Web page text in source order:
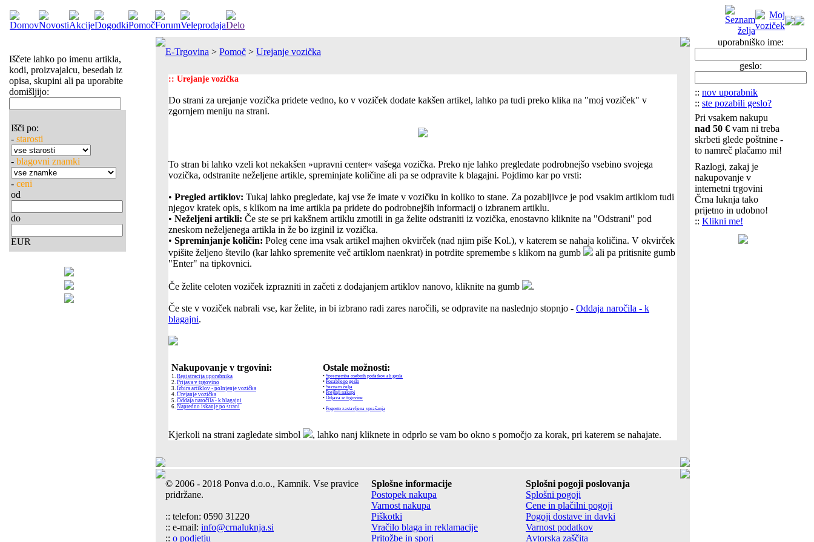
Iščete lahko po imenu artikla,
kodi, proizvajalcu, besedah iz
opisa, skupini ali pa uporabite
domišljijo:
Išči po:
- starosti
- blagovni znamki
- ceni
od
do
EUR
E-Trgovina > Pomoč > Urejanje vozička
:: Urejanje vozička
Do strani za urejanje vozička pridete vedno, ko v voziček dodate kakšen artikel, lahko pa tudi preko klika na "moj voziček" v
zgornjem meniju na strani.
To stran bi lahko vzeli kot nekakšen »upravni center« vašega vozička. Preko nje lahko pregledate podrobnejšo vsebino svojega
vozička, odstranite neželjene artikle, spreminjate količine ali pa se odpravite k blagajni. Pojdimo kar po vrsti:
• Pregled artiklov: Tukaj lahko pregledate, kaj vse že imate v vozičku in koliko to stane. Za pozabljivce je pod vsakim artiklom tudi
njegov kratek opis, s klikom na ime artikla pa pridete do podrobnejših informacij o izbranem artiklu.
• Neželjeni artikli: Če ste se pri kakšnem artiklu zmotili in ga želite odstraniti iz vozička, enostavno kliknite na "Odstrani" pod
zneskom neželjenega artikla in že bo izginil iz vozička.
• Spreminjanje količin: Poleg cene ima vsak artikel majhen okvirček (nad njim piše Kol.), v katerem se nahaja količina. V okvirček
vpišite željeno število (kar lahko spremenite več artiklom naenkrat) in potrdite spremembe s klikom na gumb
ali pa pritisnite gumb
"Enter" na tipkovnici.
Če želite celoten voziček izprazniti in začeti z dodajanjem artiklov nanovo, kliknite na gumb .
Če ste v voziček nabrali vse, kar želite, in bi izbrano radi zares naročili, se odpravite na naslednjo stopnjo - Oddaja naročila - k
blagajni.
Nakupovanje v trgovini:
1. Registracija uporabnika
2. Prijava v trgovino
3. Izbira artiklov - polnjenje vozička
4. Urejanje vozička
5. Oddaja naročila - k blagajni
6. Napredno iskanje po strani
Ostale možnosti:
• Sprememba osebnih podatkov ali gesla
• Pozabljeno geslo
• Seznam želja
• Prejšnji nakupi
• Odjava iz trgovine
• Pogosto zastavljena vprašanja
Kjerkoli na strani zagledate simbol , lahko nanj kliknete in odprlo se vam bo okno s pomočjo za korak, pri katerem se nahajate.
© 2006 - 2018 Ponva d.o.o., Kamnik. Vse pravice
pridržane.
:: telefon: 0590 31220
:: e-mail: info@crnaluknja.si
:: o podjetju
Splošne informacije
Postopek nakupa
Varnost nakupa
Piškotki
Vračilo blaga in reklamacije
Pritožbe in spori
Splošni pogoji poslovanja
Splošni pogoji
Cene in plačilni pogoji
Pogoji dostave in davki
Varnost podatkov
Avtorska zaščita
uporabniško ime:
geslo:
:: nov uporabnik
:: ste pozabili geslo?
Pri vsakem nakupu
nad 50 € vam ni treba
skrbeti glede poštnine -
to namreč plačamo mi!
Razlogi, zakaj je
nakupovanje v
internetni trgovini
Črna luknja tako
prijetno in udobno!
:: Klikni me!